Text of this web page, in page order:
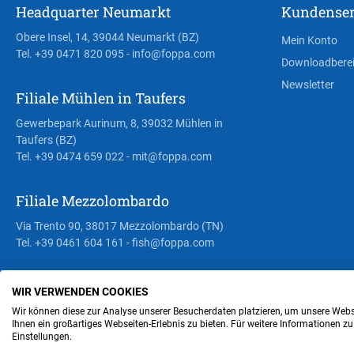
Headquarter Neumarkt
Obere Insel, 14, 39044 Neumarkt (BZ)
Tel. +39 0471 820 095- info@foppa.com
Filiale Mühlen in Taufers
Gewerbepark Aurinum, 8, 39032 Mühlen in
Taufers (BZ)
Tel. +39 0474 659 022 - mit@foppa.com
Filiale Mezzolombardo
Via Trento 90, 38017 Mezzolombardo (TN)
Tel. +39 0461 604 161 - fish@foppa.com
Mein Konto
Newsletter
Steuer- und MwSt.- Nr. IT00676670219
WIR VERWENDEN COOKIES
Wir können diese zur Analyse unserer Besucherdaten platzieren, um unsere
Ihnen ein großartiges Webseiten-Erlebnis zu bieten. Für weitere Informationen
Einstellungen.